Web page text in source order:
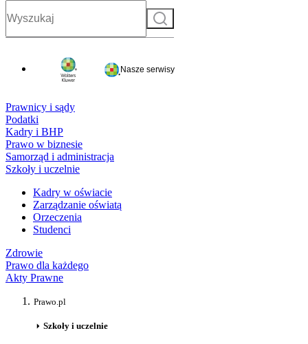
Szukaj
Nasze serwisy
Prawnicy i sądy
Podatki
Kadry i BHP
Prawo w biznesie
Samorząd i administracja
Szkoły i uczelnie
Kadry w oświacie
Zarządzanie oświatą
Orzeczenia
Studenci
Zdrowie
Prawo dla każdego
Akty Prawne
Prawo.pl
Szkoły i uczelnie